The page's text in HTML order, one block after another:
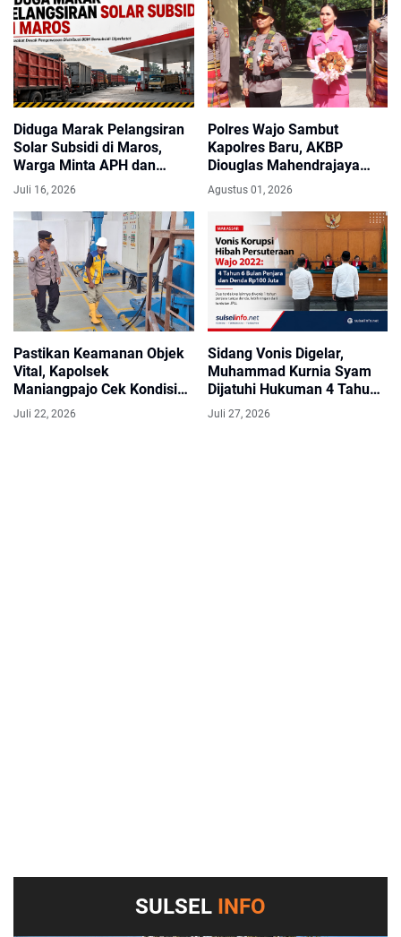
Diduga Marak Pelangsiran
Solar Subsidi di Maros,
Warga Minta APH dan
Pertamina Patra Niaga
Bertindak
Juli 16, 2026
Polres Wajo Sambut
Kapolres Baru, AKBP
Diouglas Mahendrajaya
Siap Emban Amanah
Agustus 01, 2026
Pastikan Keamanan Objek
Vital, Kapolsek
Maniangpajo Cek Kondisi
Bendungan Kalola dan
Koordinasi dengan Petugas
Juli 22, 2026
Sidang Vonis Digelar,
Muhammad Kurnia Syam
Dijatuhi Hukuman 4 Tahun
6 Bulan Penjara
Juli 27, 2026
SULSEL INFO